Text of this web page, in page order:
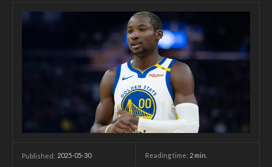
Published: 2025-05-30 Reading time: 2 min.